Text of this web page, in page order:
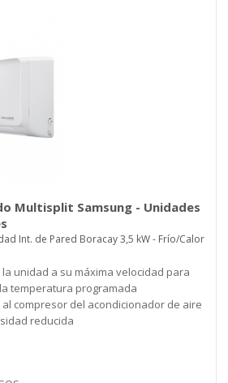
Multisplit Samsung - Unidades
Int. de Pared Boracay 3,5 kW - Frío/Calor
unidad a su máxima velocidad para
temperatura programada
compresor del acondicionador de aire
reducida